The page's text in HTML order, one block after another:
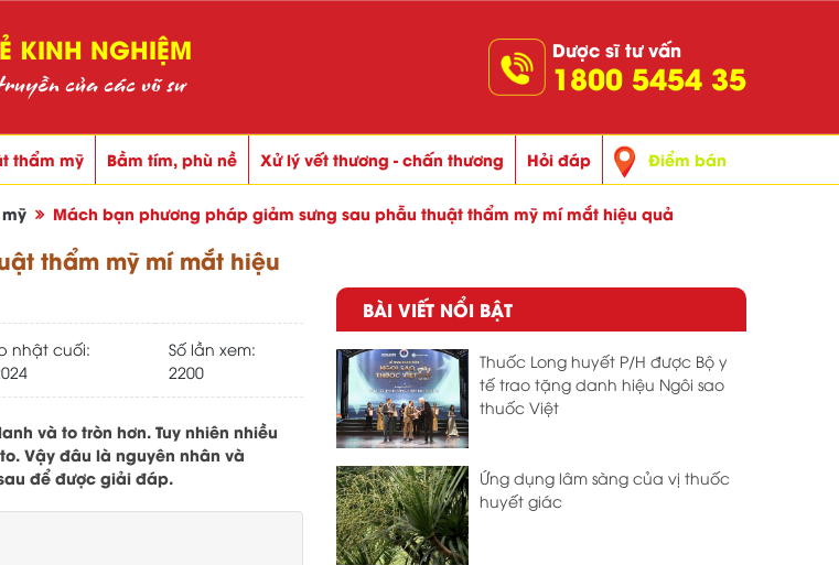
KINH NGHIỆM
của các võ sư
Dược sĩ tư vấn
1800 5454 35
thẩm mỹ Bầm tím, phù nề Xử lý vết thương - chấn thương Hỏi đáp Điểm bán
Mách bạn phương pháp giảm sưng sau phẫu thuật thẩm mỹ mí mắt hiệu quả
thẩm mỹ mí mắt hiệu
nhật cuối:
Số lần xem:
2200
và to tròn hơn. Tuy nhiên nhiều
Vậy đâu là nguyên nhân và
để được giải đáp.
BÀI VIẾT NỔI BẬT
Thuốc Long huyết P/H được Bộ y
tế trao tặng danh hiệu Ngôi sao
thuốc Việt
Ứng dụng lâm sàng của vị thuốc
huyết giác